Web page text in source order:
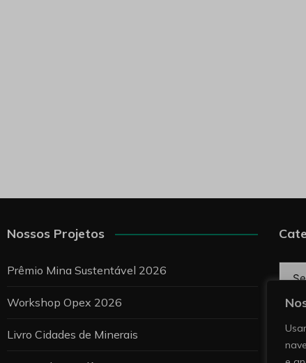
Nossos Projetos
Prêmio Mina Sustentável 2026
Workshop Opex 2026
Livro Cidades de Minerais